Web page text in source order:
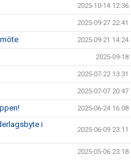
2025-10-14 12:36
2025-09-27 22:41
2025-09-21 14:24
2025-09-18
2025-07-22 13:31
2025-07-07 20:47
2025-06-24 16:08
i
2025-06-09 23:11
2025-05-06 23:18